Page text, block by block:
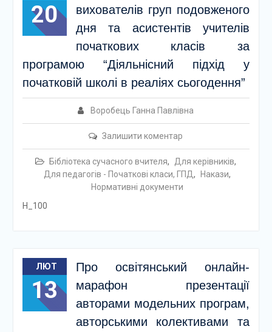
20
вихователів груп подовженого
дня та асистентів учителів
початкових класів за
програмою “Діяльнісний підхід у
початковій школі в реаліях сьогодення”
Воробець Ганна Павлівна
Залишити коментар
Бібліотека сучасного вчителя, Для керівників,
Для педагогів - Початкові класи, ГПД, Накази,
Нормативні документи
Н_100
ЛЮТ
13
Про освітянський онлайн-
марафон презентації
авторами модельних програм,
авторськими колективами та